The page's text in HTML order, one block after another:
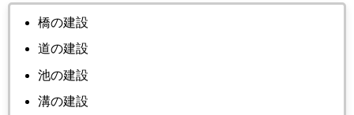
橋の建設
道の建設
池の建設
溝の建設